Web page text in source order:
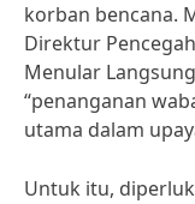
korban bencana.
Direktur
Menular
“penanganan
utama dalam
Untuk itu,